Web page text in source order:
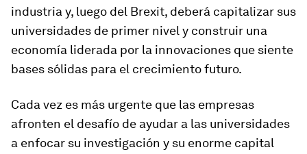
industria y, luego del Brexit, deberá capitalizar sus
universidades de primer nivel y construir una
economía liderada por la innovaciones que siente
bases sólidas para el crecimiento futuro.
Cada vez es más urgente que las empresas
afronten el desafío de ayudar a las universidades
a enfocar su investigación y su enorme capital